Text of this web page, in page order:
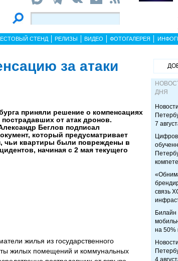
СТЕНД РЕЛИЗЫ ВИДЕО ФОТОГАЛЕРЕЯ
за атаки
приняли решение о компенсациях
от атак дронов.
Беглов подписал
который предусматривает
чьи квартиры были повреждены в
начиная с 2 мая текущего
жилья из государственного
жилых помещений и коммунальных
ДНЯ
7
связь
Билайн
на 50%
4